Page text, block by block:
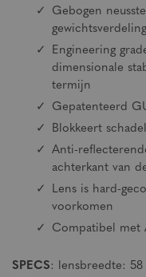
Gebogen
Engineering
dimensionale
termijn
Gepatenteerd
Blokkeert
Anti-
achterkant van
Lens is hard-
voorkomen
Compatibel met
SPECS: lensbreedte: 58